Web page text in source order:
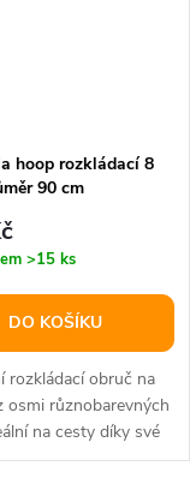
hoop rozkládací 8
90 cm
>15 ks
DO KOŠÍKU
rozkládací obruč na
osmi různobarevných
na cesty díky své